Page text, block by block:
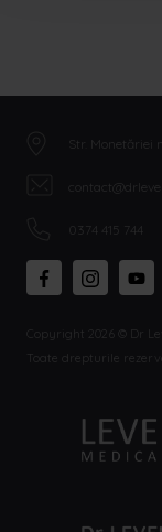
Str. Monetăriei
0374 415 744
Copyright 2026 © Dr
Toate drepturile